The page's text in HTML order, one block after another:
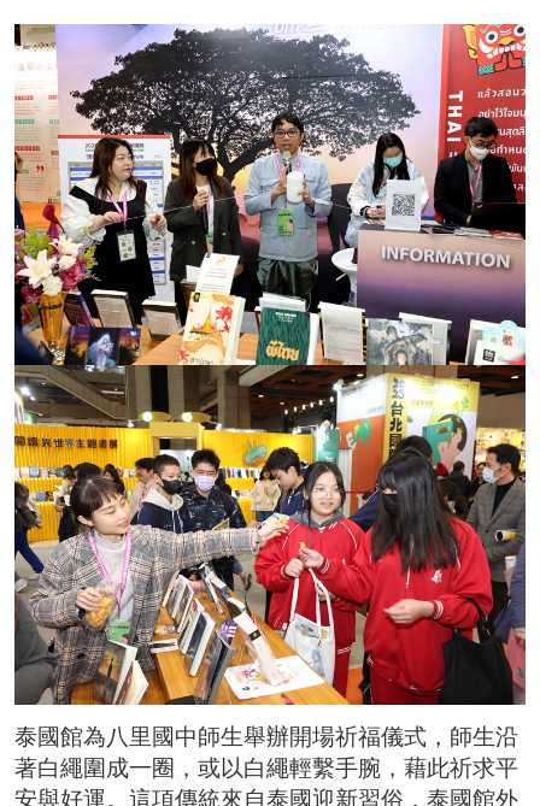
泰國館為八里國中師生舉辦開場祈福儀式，師生沿
著白繩圍成一圈，或以白繩輕繫手腕，藉此祈求平
安與好運。這項傳統來自泰國迎新習俗，泰國館外